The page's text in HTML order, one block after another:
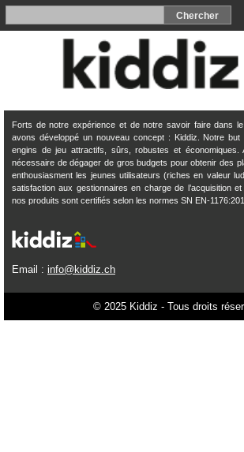
Forts de notre expérience et de notre savoir faire dans
avons développé un nouveau concept : Kiddiz. Notre
engins de jeu attractifs, sûrs, robustes et économiques.
nécessaire de dégager de gros budgets pour obtenir des
enthousiasment les jeunes utilisateurs (riches en valeur
satisfaction aux gestionnaires en charge de l’acquisition
nos produits sont certifiés selon les normes SN EN-
Email : info@kiddiz.ch
© 2025 Kiddiz - Tous droits